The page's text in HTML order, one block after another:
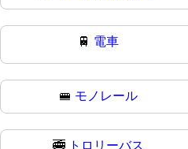
🚆 電車
🚝 モノレール
🚎 トロリーバス